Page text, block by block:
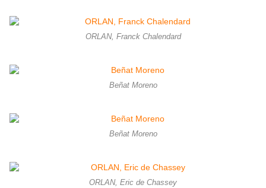
ORLAN, Franck Chalendard
Beñat Moreno
Beñat Moreno
ORLAN, Eric de Chassey